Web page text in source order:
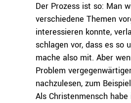
Der Prozess ist so: Man
verschiedene Themen
interessieren konnte,
schlagen vor, dass es so
mache also mit. Aber
Problem
nachzulesen, zum
Als Christenmensch